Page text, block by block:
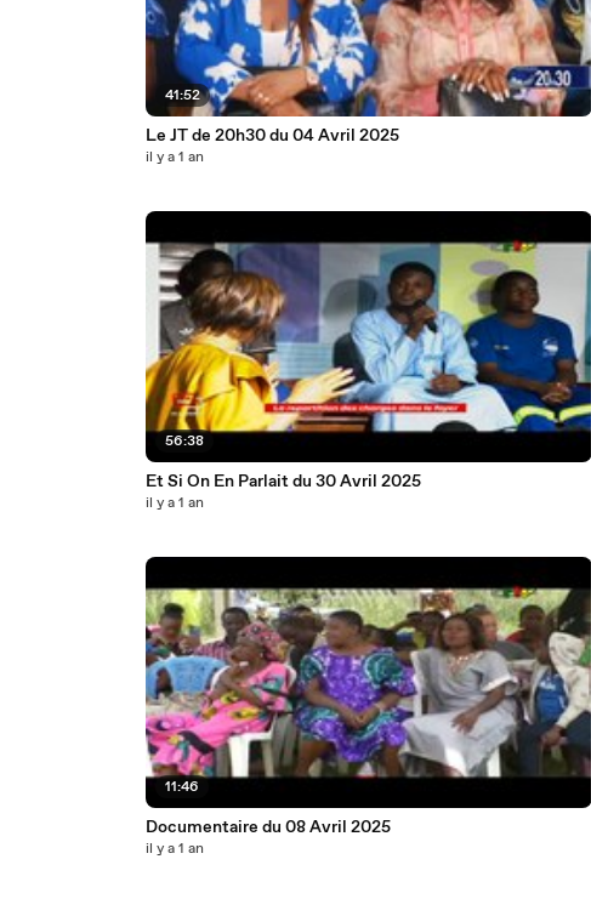
41:52
Le JT de 20h30 du 04 Avril 2025
il y a 1 an
56:38
Et Si On En Parlait du 30 Avril 2025
il y a 1 an
11:46
Documentaire du 08 Avril 2025
il y a 1 an